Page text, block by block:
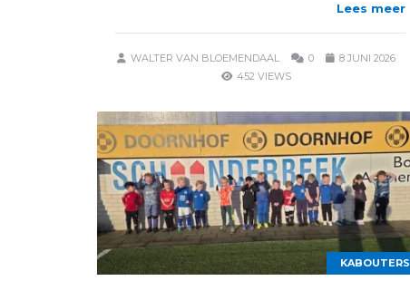
Lees meer
WALTER VAN BLOEMENDAAL 0
8 JUNI 2026
452 VIEWS
KABOUTERS